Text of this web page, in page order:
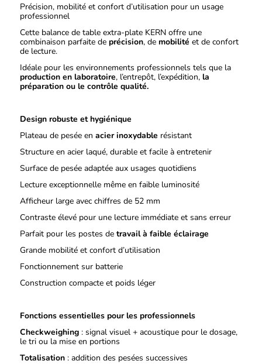
Précision, mobilité et confort d’utilisation pour un usage
professionnel
Cette balance de table extra‑plate KERN offre une
combinaison parfaite de précision, de mobilité et de confort
de lecture.
Idéale pour les environnements professionnels tels que la
production en laboratoire, l’entrepôt, l’expédition, la
préparation ou le contrôle qualité.
Design robuste et hygiénique
Plateau de pesée en acier inoxydable résistant
Structure en acier laqué, durable et facile à entretenir
Surface de pesée adaptée aux usages quotidiens
Lecture exceptionnelle même en faible luminosité
Afficheur large avec chiffres de 52 mm
Contraste élevé pour une lecture immédiate et sans erreur
Parfait pour les postes de travail à faible éclairage
Grande mobilité et confort d’utilisation
Fonctionnement sur batterie
Construction compacte et poids léger
Fonctions essentielles pour les professionnels
Checkweighing: signal visuel + acoustique pour le dosage,
le tri ou la mise en portions
Totalisation: addition des pesées successives